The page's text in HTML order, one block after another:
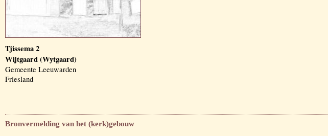
Tjissema 2
Wijtgaard (Wytgaard)
Gemeente Leeuwarden
Friesland
Bronvermelding van het (kerk)gebouw